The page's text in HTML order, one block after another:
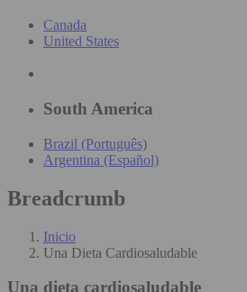
Canada
United States
South America
Brazil (Português)
Argentina (Español)
Breadcrumb
Inicio
Una Dieta Cardiosaludable
Una dieta cardiosaludable